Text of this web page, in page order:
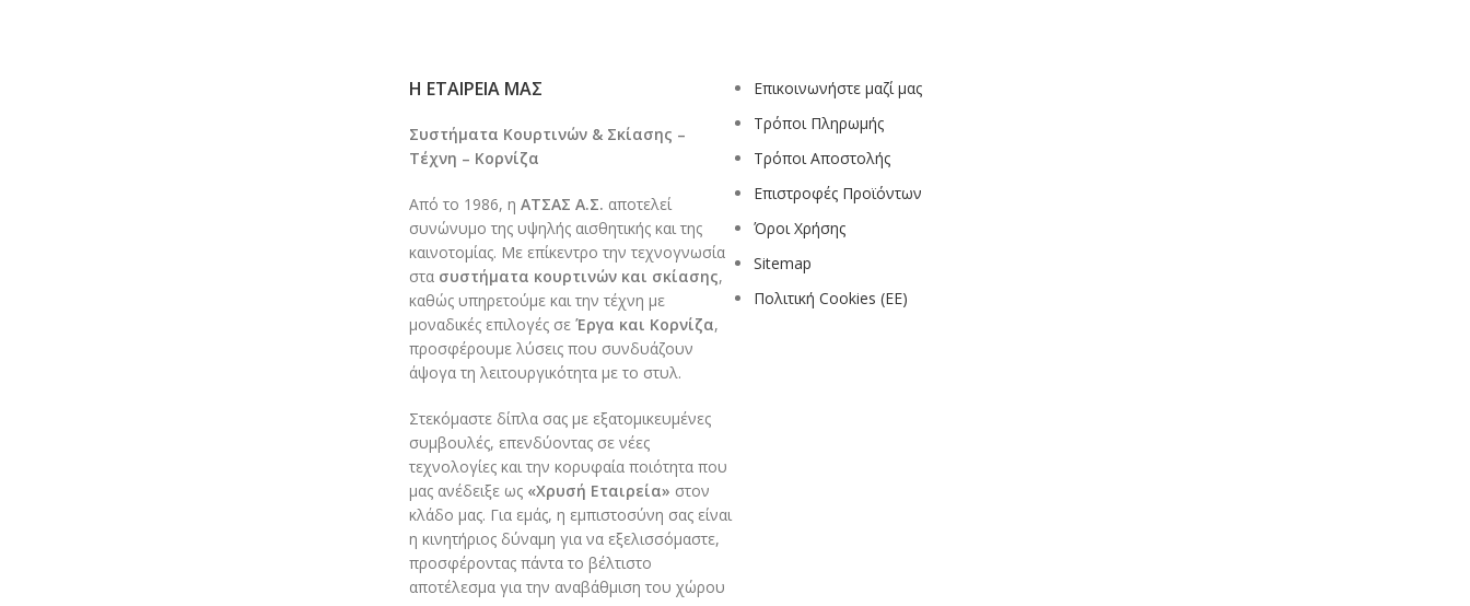
Η ΕΤΑΙΡΕΊΑ ΜΑΣ
Συστήματα Κουρτινών & Σκίασης –
Τέχνη – Κορνίζα
Από το 1986, η ΑΤΣΑΣ Α.Σ. αποτελεί
συνώνυμο της υψηλής αισθητικής και της
καινοτομίας. Με επίκεντρο την τεχνογνωσία
στα συστήματα κουρτινών και σκίασης,
καθώς υπηρετούμε και την τέχνη με
μοναδικές επιλογές σε Έργα και Κορνίζα,
προσφέρουμε λύσεις που συνδυάζουν
άψογα τη λειτουργικότητα με το στυλ.
Στεκόμαστε δίπλα σας με εξατομικευμένες
συμβουλές, επενδύοντας σε νέες
τεχνολογίες και την κορυφαία ποιότητα που
μας ανέδειξε ως «Χρυσή Εταιρεία» στον
κλάδο μας. Για εμάς, η εμπιστοσύνη σας είναι
η κινητήριος δύναμη για να εξελισσόμαστε,
προσφέροντας πάντα το βέλτιστο
αποτέλεσμα για την αναβάθμιση του χώρου
Επικοινωνήστε μαζί μας
Τρόποι Πληρωμής
Τρόποι Αποστολής
Επιστροφές Προϊόντων
Όροι Χρήσης
Sitemap
Πολιτική Cookies (ΕΕ)